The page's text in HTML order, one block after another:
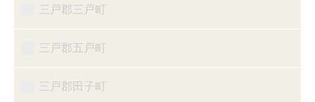
三戸郡三戸町
三戸郡五戸町
三戸郡田子町